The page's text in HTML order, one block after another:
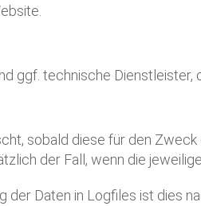
ggf. technische
sobald diese für den
der Fall, wenn die
der Daten in Logfiles ist dies